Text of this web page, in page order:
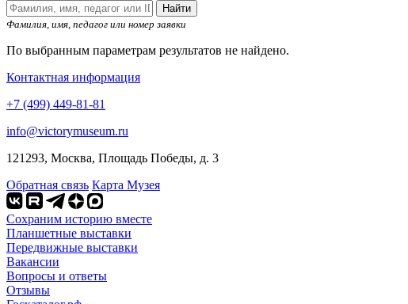
Найти
Фамилия, имя, педагог или номер заявки
По выбранным параметрам результатов не найдено.
Контактная информация
+7 (499) 449-81-81
info@victorymuseum.ru
121293, Москва, Площадь Победы, д. 3
Обратная связь Карта Музея
Сохраним историю вместе
Планшетные выставки
Передвижные выставки
Вакансии
Вопросы и ответы
Отзывы